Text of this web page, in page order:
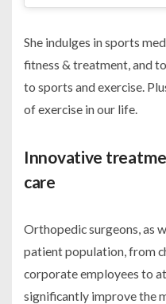
She indulges in sports
fitness & treatment, and
to sports and exercise.
of exercise in our life.
Innovative
care
Orthopedic surgeons, as
patient population, from
corporate employees to
significantly improve the